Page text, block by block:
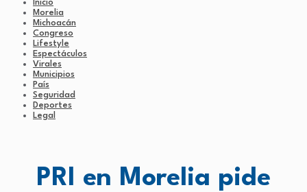
Inicio
Morelia
Michoacán
Congreso
Lifestyle
Espectáculos
Virales
Municipios
País
Seguridad
Deportes
Legal
PRI en Morelia pide